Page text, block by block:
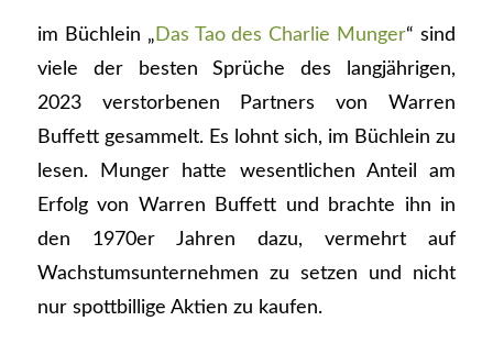
im Büchlein „ Das Tao des Charlie Munger“ sind
viele der besten Sprüche des langjährigen,
2023 verstorbenen Partners von Warren
Buffett gesammelt. Es lohnt sich, im Büchlein zu
lesen. Munger hatte wesentlichen Anteil am
Erfolg von Warren Buffett und brachte ihn in
den 1970er Jahren dazu, vermehrt auf
Wachstumsunternehmen zu setzen und nicht
nur spottbillige Aktien zu kaufen.